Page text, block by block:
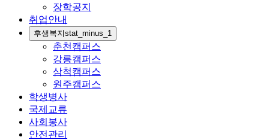
장학공지
취업안내
후생복지stat_minus_1
춘천캠퍼스
강릉캠퍼스
삼척캠퍼스
원주캠퍼스
학생병사
국제교류
사회봉사
안전관리